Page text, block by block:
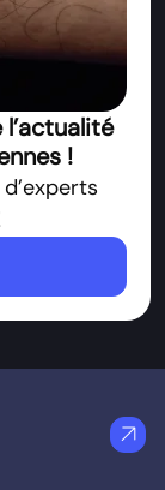
!
arrow_outward